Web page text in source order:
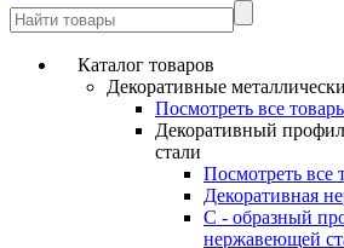
Каталог товаров
Декоративные
Посмотреть все
Декоративный
стали
Посмотреть все
Декоративная
С - образный
нержавеющей